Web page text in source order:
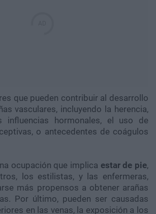
que pueden contribuir al desarrollo
vasculares, incluyendo la herencia,
influencias hormonales, el uso de
o antecedentes de coágulos
ocupación que implica estar de pie,
los estilistas, y las enfermeras,
más propensos a obtener arañas
Por último, pueden ser causadas
en las venas, la exposición a los